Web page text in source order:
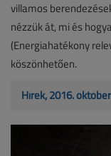
villamos
nézzük át, mi és
(Energiahatékony
köszönhetően.
Hírek, 2016. október